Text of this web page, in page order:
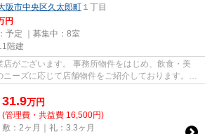
阪市中央区久太郎町 １丁目
円
予定 ｜募集中： 8室
階建
がございます。 事務所物件をはじめ、飲食・美
ーズに応じて店舗物件をご紹介しております。
切...
31.9万円
(管理費・共益費 16,500円)
敷：2ヶ月｜礼：3.3ヶ月